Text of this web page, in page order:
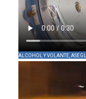
ALCOHOL Y VOLANTE,